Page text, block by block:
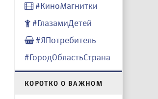
#КиноМагнитки
#ГлазамиДетей
#ЯПотребитель
#ГородОбластьСтрана
КОРОТКО О ВАЖНОМ